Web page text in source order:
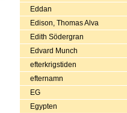
Eddan
Edison, Thomas Alva
Edith Södergran
Edvard Munch
efterkrigstiden
efternamn
EG
Egypten